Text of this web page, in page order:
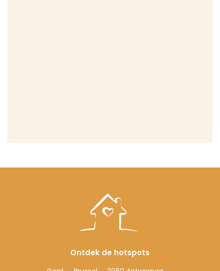
Ontdek de hotspots